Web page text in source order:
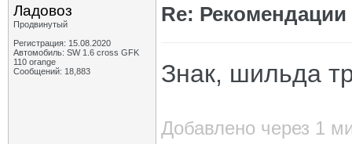
Ладовоз
Продвинутый
Регистрация: 15.08.2020
Автомобиль: SW 1.6 cross GFK
110 orange
Сообщений: 18,883
Re:
Знак, шильда
Добавлено через 1